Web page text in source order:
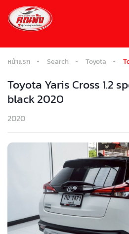
หน้าแรก Search Toyota
Toyota Yaris Cross 1.2
black 2020
2020